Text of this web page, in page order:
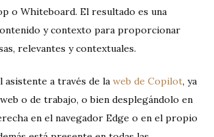
o Whiteboard. El resultado es una
y contexto para proporcionar
relevantes y contextuales.
asistente a través de la web de Copilot, ya
o de trabajo, o bien desplegándolo en
en el navegador Edge o en el propio